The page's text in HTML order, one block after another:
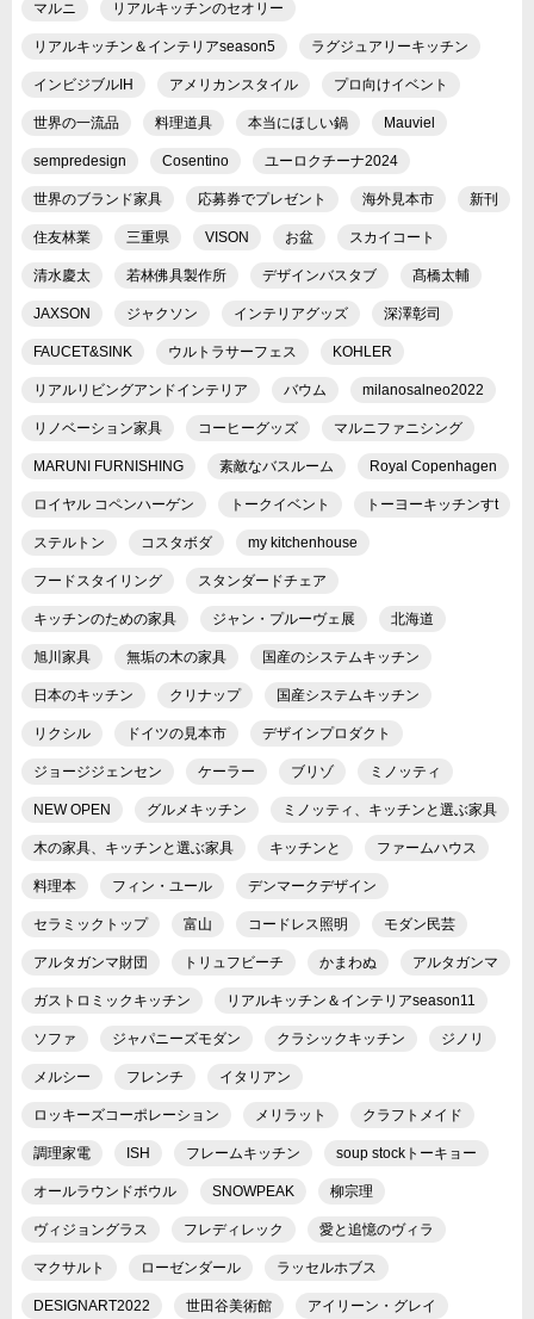
マルニ リアルキッチンのセオリー
リアルキッチン＆インテリアseason5 ラグジュアリーキッチン
インビジブルIH アメリカンスタイル プロ向けイベント
世界の一流品 料理道具 本当にほしい鍋 Mauviel
sempredesign Cosentino ユーロクチーナ2024
世界のブランド家具 応募券でプレゼント 海外見本市 新刊
住友林業 三重県 VISON お盆 スカイコート
清水慶太 若林佛具製作所 デザインバスタブ 髙橋太輔
JAXSON ジャクソン インテリアグッズ 深澤彰司
FAUCET&SINK ウルトラサーフェス KOHLER
リアルリビングアンドインテリア バウム milanosalneo2022
リノベーション家具 コーヒーグッズ マルニファニシング
MARUNI FURNISHING 素敵なバスルーム Royal Copenhagen
ロイヤル コペンハーゲン トークイベント トーヨーキッチンすt
ステルトン コスタボダ my kitchenhouse
フードスタイリング スタンダードチェア
キッチンのための家具 ジャン・プルーヴェ展 北海道
旭川家具 無垢の木の家具 国産のシステムキッチン
日本のキッチン クリナップ 国産システムキッチン
リクシル ドイツの見本市 デザインプロダクト
ジョージジェンセン ケーラー ブリゾ ミノッティ
NEW OPEN グルメキッチン ミノッティ、キッチンと選ぶ家具
木の家具、キッチンと選ぶ家具 キッチンと ファームハウス
料理本 フィン・ユール デンマークデザイン
セラミックトップ 富山 コードレス照明 モダン民芸
アルタガンマ財団 トリュフビーチ かまわぬ アルタガンマ
ガストロミックキッチン リアルキッチン＆インテリアseason11
ソファ ジャパニーズモダン クラシックキッチン ジノリ
メルシー フレンチ イタリアン
ロッキーズコーポレーション メリラット クラフトメイド
調理家電 ISH フレームキッチン soup stockトーキョー
オールラウンドボウル SNOWPEAK 柳宗理
ヴィジョングラス フレディレック 愛と追憶のヴィラ
マクサルト ローゼンダール ラッセルホブス
DESIGNART2022 世田谷美術館 アイリーン・グレイ